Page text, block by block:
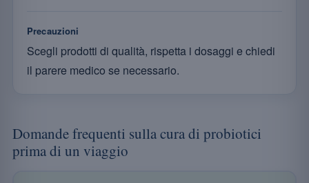
Precauzioni
Scegli prodotti di qualità, rispetta i dosaggi e chiedi
il parere medico se necessario.
Domande frequenti sulla cura di probiotici
prima di un viaggio